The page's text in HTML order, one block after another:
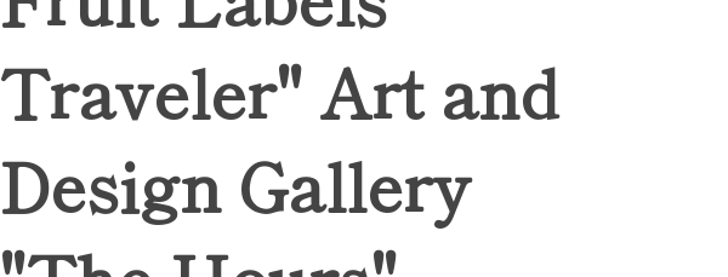
Traveler" Art and
Design Gallery